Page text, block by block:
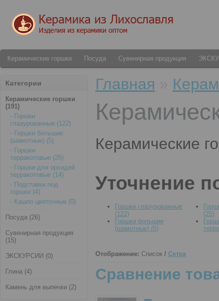
Керамические горшки Посуда Сувенирная продукция
Категории
Керамические горшки
(191)
- Горшки
глазурованные (122)
- Горшки большие
(шамотные) (5)
- Горшки
терракотовые (25)
- Горшки для орхидей
терракотовые (14)
- Подставки под
горшки (4)
- Кашпо цветочные (0)
Посуда (26)
Сувенирная продукция
(15)
ЭКСКУРСИИ (0)
Глина (4)
Камень для выпечки (2)
Главная
Керамические
Уточнение
Горшки глазурованные
(122)
Горшки большие
(шамотные) (5)
(25)
Отображение: Список / Сетка
Сравнение